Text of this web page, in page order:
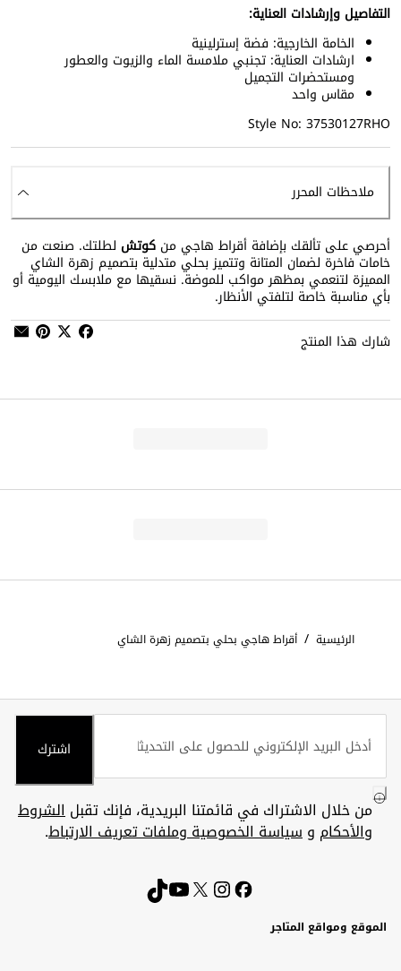
التفاصيل وإرشادات العناية:
الخامة الخارجية: فضة إسترلينية
ارشادات العناية: تجنبي ملامسة الماء والزيوت والعطور
ومستحضرات التجميل
مقاس واحد
Style No: 37530127RHO
ملاحظات المحرر
أحرصي على تألقك بإضافة أقراط هاجي من كوتش لطلتك. صنعت من
خامات فاخرة لضمان المتانة وتتميز بحلي متدلية بتصميم زهرة الشاي
المميزة لتنعمي بمظهر مواكب للموضة. نسقيها مع ملابسك اليومية أو
بأي مناسبة خاصة لتلفتي الأنظار.
شارك هذا المنتج
الرئيسية / أقراط هاجي بحلي بتصميم زهرة الشاي
اشترك
من خلال الاشتراك في قائمتنا البريدية، فإنك تقبلالشروط
والأحكام وسياسة الخصوصية وملفات تعريف الارتباط.
الموقع ومواقع المتاجر